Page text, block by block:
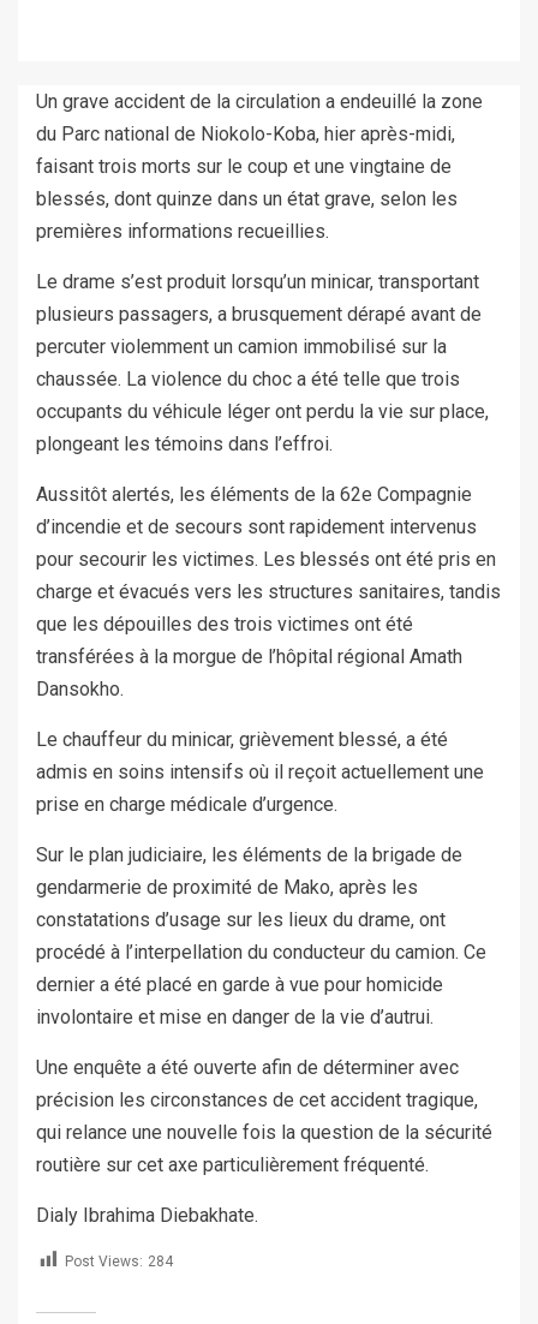
Un grave accident de la circulation a endeuillé la zone
du Parc national de Niokolo-Koba, hier après-midi,
faisant trois morts sur le coup et une vingtaine de
blessés, dont quinze dans un état grave, selon les
premières informations recueillies.
Le drame s’est produit lorsqu’un minicar, transportant
plusieurs passagers, a brusquement dérapé avant de
percuter violemment un camion immobilisé sur la
chaussée. La violence du choc a été telle que trois
occupants du véhicule léger ont perdu la vie sur place,
plongeant les témoins dans l’effroi.
Aussitôt alertés, les éléments de la 62e Compagnie
d’incendie et de secours sont rapidement intervenus
pour secourir les victimes. Les blessés ont été pris en
charge et évacués vers les structures sanitaires, tandis
que les dépouilles des trois victimes ont été
transférées à la morgue de l’hôpital régional Amath
Dansokho.
Le chauffeur du minicar, grièvement blessé, a été
admis en soins intensifs où il reçoit actuellement une
prise en charge médicale d’urgence.
Sur le plan judiciaire, les éléments de la brigade de
gendarmerie de proximité de Mako, après les
constatations d’usage sur les lieux du drame, ont
procédé à l’interpellation du conducteur du camion. Ce
dernier a été placé en garde à vue pour homicide
involontaire et mise en danger de la vie d’autrui.
Une enquête a été ouverte afin de déterminer avec
précision les circonstances de cet accident tragique,
qui relance une nouvelle fois la question de la sécurité
routière sur cet axe particulièrement fréquenté.
Dialy Ibrahima Diebakhate.
Post Views: 284